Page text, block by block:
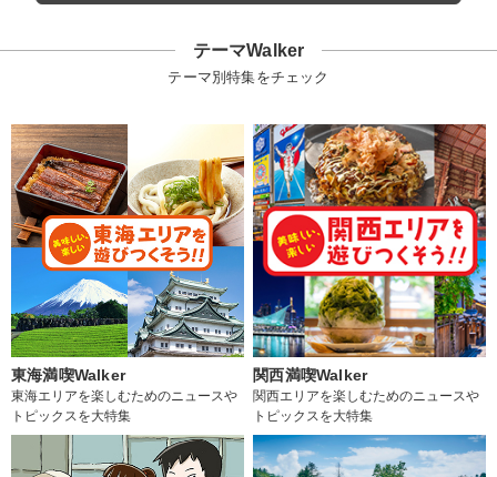
テーマWalker
テーマ別特集をチェック
東海満喫Walker
東海エリアを楽しむためのニュースや
トピックスを大特集
関西満喫Walker
関西エリアを楽しむためのニュースや
トピックスを大特集